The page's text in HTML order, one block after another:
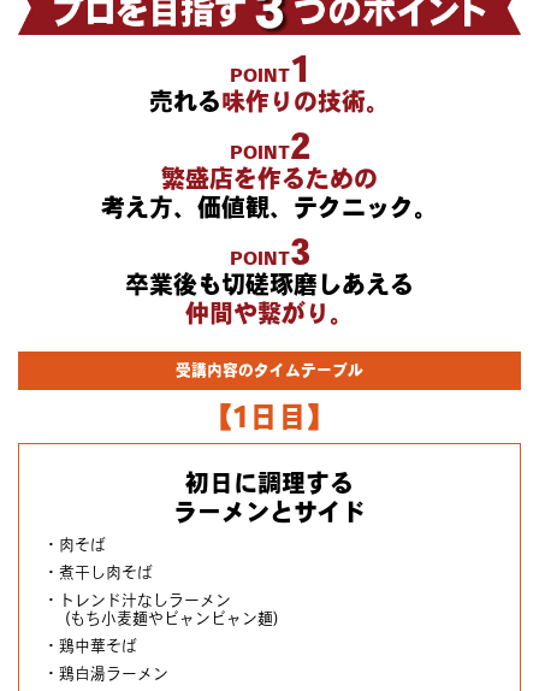
POINT1
売れる味作りの技術。
POINT2
繁盛店を作るための
考え方、価値観、テクニック。
POINT3
卒業後も切磋琢磨しあえる
仲間や繋がり。
受講内容のタイムテーブル
【1日目】
初日に調理する
ラーメンとサイド
・肉そば
・煮干し肉そば
・トレンド汁なしラーメン
(もち小麦麺やビャンビャン麺)
・鶏中華そば
・鶏白湯ラーメン